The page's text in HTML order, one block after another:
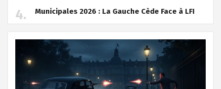
Municipales 2026 : La Gauche Cède Face à LFI